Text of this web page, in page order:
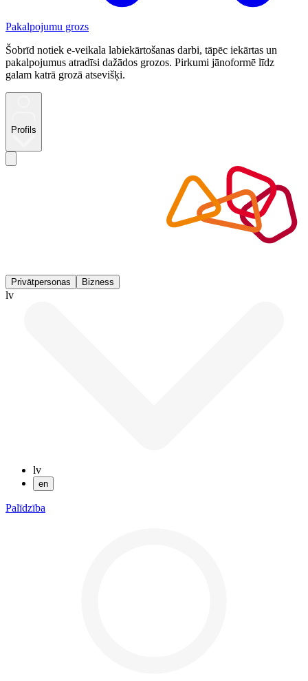
Pakalpojumu grozs
Šobrīd notiek e-veikala labiekārtošanas darbi, tāpēc iekārtas un
pakalpojumus atradīsi dažādos grozos. Pirkumi jānoformē līdz
galam katrā grozā atsevišķi.
Profils
Privātpersonas Bizness
lv
lv
en
Palīdzība